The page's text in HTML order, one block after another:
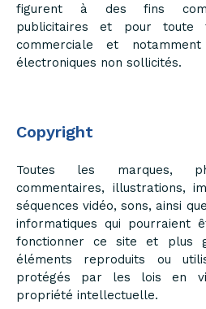
figurent à des fins
publicitaires et pour toute
commerciale et
électroniques non sollicités.
Copyright
Toutes les marques,
commentaires, illustrations,
séquences vidéo, sons, ainsi
informatiques qui pourraient
fonctionner ce site et plus
éléments reproduits ou
protégés par les lois en
propriété intellectuelle.